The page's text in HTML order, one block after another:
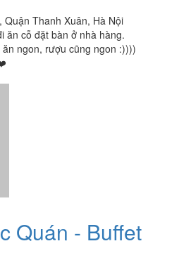
Quận Thanh Xuân, Hà Nội
ăn cỗ đặt bàn ở nhà hàng.
ngon, rượu cũng ngon :))))
Quán - Buffet